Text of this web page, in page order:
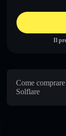
Il
Come
Solflare